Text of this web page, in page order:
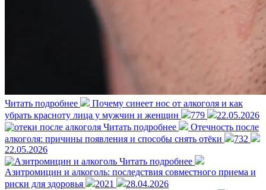
Читать подробнее
Почему синеет нос от алкоголя и как
убрать красноту лица у мужчин и женщин
779
22.05.2026
Читать подробнее
Отечность после
алкоголя: причины появления и способы снять отёки
732
22.05.2026
Читать подробнее
Азитромицин и алкоголь: последствия совместного приема и
риски для здоровья
2021
28.04.2026